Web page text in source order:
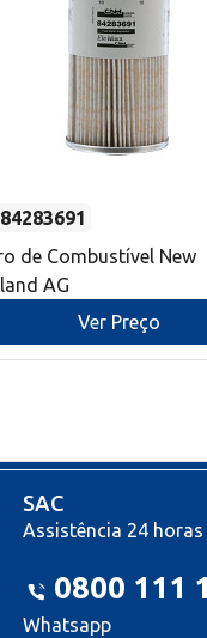
84283691
de Combustível New
AG
Ver Preço
SAC
Assistência 24 horas
0800 111
Whatsapp